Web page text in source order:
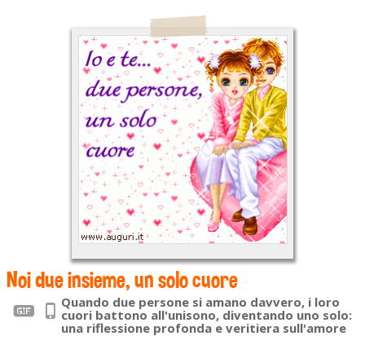
Noi due insieme, un solo cuore
Quando due persone si amano davvero, i loro
cuori battono all'unisono, diventando uno solo:
una riflessione profonda e veritiera sull'amore